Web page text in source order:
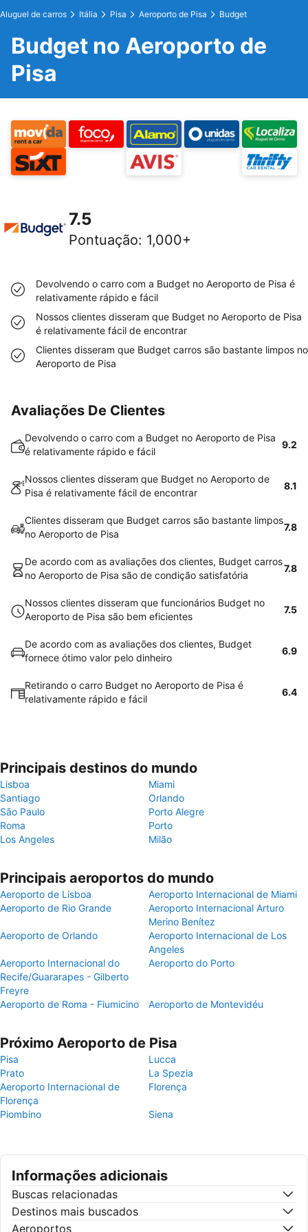
Aluguel de carros Itália Pisa Aeroporto de Pisa Budget
Budget no Aeroporto de
Pisa
7.5
Pontuação: 1,000+
Devolvendo o carro com a Budget no Aeroporto de Pisa é
relativamente rápido e fácil
Nossos clientes disseram que Budget no Aeroporto de Pisa
é relativamente fácil de encontrar
Clientes disseram que Budget carros são bastante limpos no
Aeroporto de Pisa
Avaliações De Clientes
Devolvendo o carro com a Budget no Aeroporto de Pisa
é relativamente rápido e fácil
9.2
Nossos clientes disseram que Budget no Aeroporto de
Pisa é relativamente fácil de encontrar
8.1
Clientes disseram que Budget carros são bastante limpos
no Aeroporto de Pisa
7.8
De acordo com as avaliações dos clientes, Budget carros
no Aeroporto de Pisa são de condição satisfatória
7.8
Nossos clientes disseram que funcionários Budget no
Aeroporto de Pisa são bem eficientes
7.5
De acordo com as avaliações dos clientes, Budget
fornece ótimo valor pelo dinheiro
6.9
Retirando o carro Budget no Aeroporto de Pisa é
relativamente rápido e fácil
6.4
Principais destinos do mundo
Lisboa
Miami
Santiago
Orlando
São Paulo
Porto Alegre
Roma
Porto
Los Angeles
Milão
Principais aeroportos do mundo
Aeroporto de Lisboa
Aeroporto Internacional de Miami
Aeroporto de Rio Grande
Aeroporto Internacional Arturo
Merino Benítez
Aeroporto de Orlando
Aeroporto Internacional de Los
Angeles
Aeroporto Internacional do
Recife/Guararapes - Gilberto
Freyre
Aeroporto do Porto
Aeroporto de Roma - Fiumicino Aeroporto de Montevidéu
Próximo Aeroporto de Pisa
Pisa
Lucca
Prato
La Spezia
Aeroporto Internacional de
Florença
Florença
Piombino Siena
Informações adicionais
Buscas relacionadas
Destinos mais buscados
Aeroportos